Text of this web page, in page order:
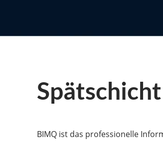
BIMQ ist das professionelle